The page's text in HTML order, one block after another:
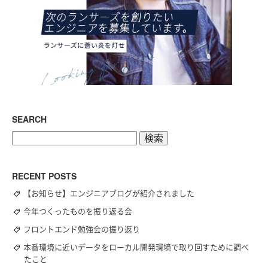
SEARCH
RECENT POSTS
【お知らせ】エンジニアブログが紹介されました
今年つくったものを振り返る会
フロントエンド勉強会の振り返り
本番環境に近いデータをローカル開発環境で取り回すために調べ
たこと